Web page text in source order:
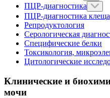
ПЦР-диагностика
ПЦР-диагностика клеща
Репродуктология
Серологическая
Специфические белки
Токсикология,
Цитологические
Клинические и
мочи